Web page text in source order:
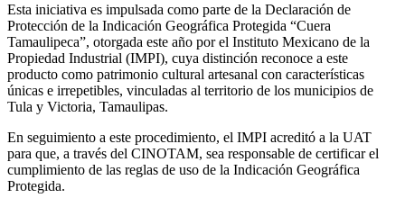
Esta iniciativa es impulsada como parte de la Declaración de
Protección de la Indicación Geográfica Protegida “Cuera
Tamaulipeca”, otorgada este año por el Instituto Mexicano de la
Propiedad Industrial (IMPI), cuya distinción reconoce a este
producto como patrimonio cultural artesanal con características
únicas e irrepetibles, vinculadas al territorio de los municipios de
Tula y Victoria, Tamaulipas.
En seguimiento a este procedimiento, el IMPI acreditó a la UAT
para que, a través del CINOTAM, sea responsable de certificar el
cumplimiento de las reglas de uso de la Indicación Geográfica
Protegida.